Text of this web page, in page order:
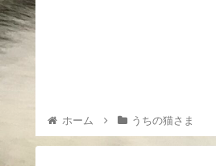
ホーム うちの猫さま